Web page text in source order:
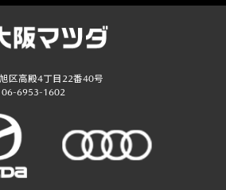
区高殿4丁目22番40号
06-6953-1602